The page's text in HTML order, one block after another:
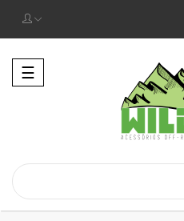
Alternar
la
☰